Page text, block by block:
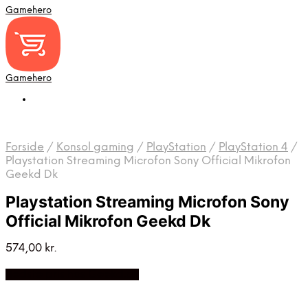
Gamehero
Gamehero
Forside / Konsol gaming / PlayStation / PlayStation 4 /
Playstation Streaming Microfon Sony Official Mikrofon
Geekd Dk
Playstation Streaming Microfon Sony
Official Mikrofon Geekd Dk
574,00 kr.